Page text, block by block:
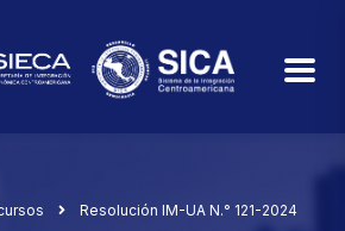
Resolución IM-UA N.° 121-2024